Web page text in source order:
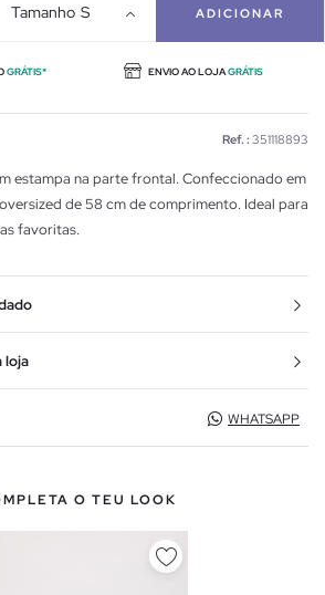
Tamanho S ADICIONAR
GRÁTIS* ENVIO AO LOJAGRÁTIS
Ref. : 351118893
estampa na parte frontal. Confeccionado em
de 58 cm de comprimento. Ideal para
favoritas.
loja
WHATSAPP
O TEU LOOK